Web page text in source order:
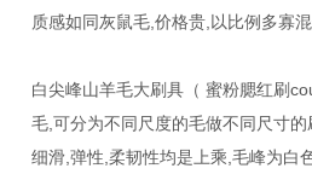
质感如同灰鼠毛,价格贵,以比例多寡
白尖峰山羊毛大刷具（ 蜜粉腮红刷
毛,可分为不同尺度的毛做不同尺寸
细滑,弹性,柔韧性均是上乘,毛峰为白